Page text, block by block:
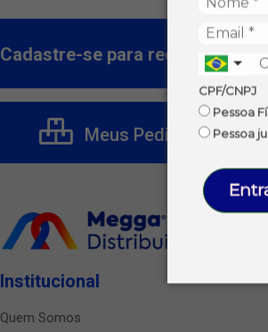
CPF/CNPJ
Pessoa
Pessoa
Cadastre-se para receber
Meus Pedidos
Institucional
Quem Somos